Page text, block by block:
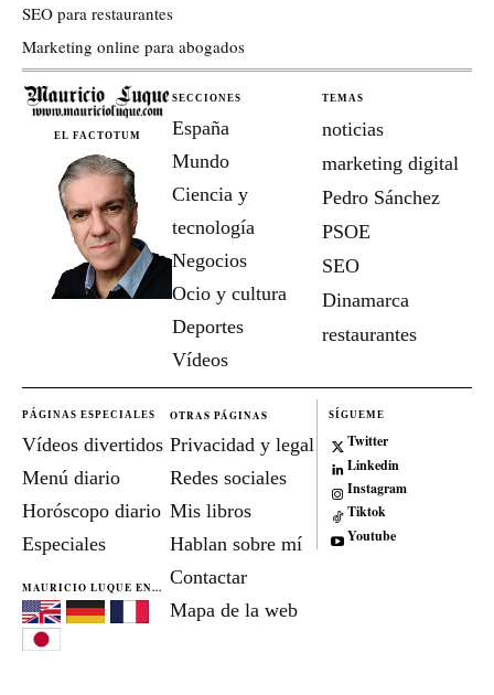
SEO para restaurantes
Marketing online para abogados
EL FACTOTUM
SECCIONES
España
Mundo
Ciencia y
tecnología
Negocios
Ocio y cultura
Deportes
Vídeos
TEMAS
noticias
marketing digital
Pedro Sánchez
PSOE
SEO
Dinamarca
restaurantes
PÁGINAS ESPECIALES
Vídeos divertidos
Menú diario
Horóscopo diario
Especiales
MAURICIO LUQUE EN...
OTRAS PÁGINAS
Privacidad y legal
Redes sociales
Mis libros
Hablan sobre mí
Contactar
Mapa de la web
SÍGUEME
Twitter
Linkedin
Instagram
Tiktok
Youtube